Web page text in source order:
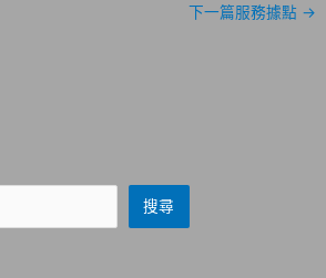
下一篇服務據點 →
搜尋